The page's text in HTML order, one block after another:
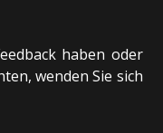
haben oder
wenden Sie sich